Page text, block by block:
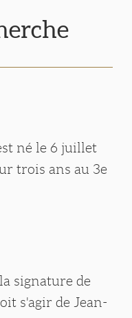
né le 6 juillet
trois ans au 3e
signature de
s'agir de Jean-